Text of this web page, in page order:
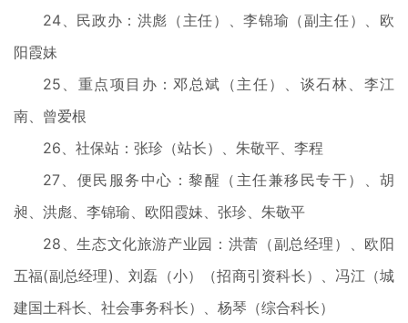
24、民政办：洪彪（主任）、李锦瑜（副主任）、欧
阳霞妹
25、重点项目办：邓总斌（主任）、谈石林、李江
南、曾爱根
26、社保站：张珍（站长）、朱敬平、李程
27、便民服务中心：黎醒（主任兼移民专干）、胡
昶、洪彪、李锦瑜、欧阳霞妹、张珍、朱敬平
28、生态文化旅游产业园：洪蕾（副总经理）、欧阳
五福(副总经理)、刘磊（小）（招商引资科长）、冯江（城
建国土科长、社会事务科长）、杨琴（综合科长）